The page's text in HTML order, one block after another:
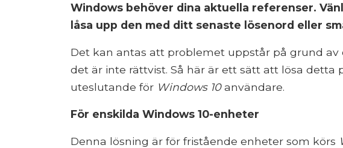
Windows behöver dina aktuella referenser.
låsa upp den med ditt senaste lösenord eller
Det kan antas att problemet uppstår på grund av
det är inte rättvist. Så här är ett sätt att lösa detta
uteslutande för Windows 10användare.
För enskilda Windows 10-enheter
Denna lösning är för fristående enheter som körs